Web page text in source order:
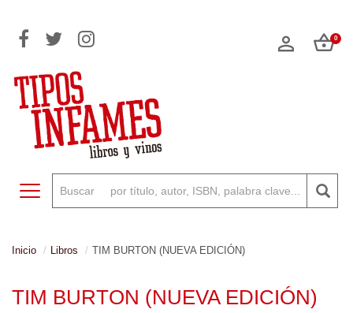
0
Toggle navigation
Inicio Libros TIM BURTON (NUEVA EDICIÓN)
TIM BURTON (NUEVA EDICIÓN)